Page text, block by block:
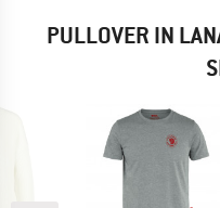
PULLOVER IN